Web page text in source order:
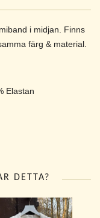
i midjan. Finns
färg & material.
Elastan
DETTA?